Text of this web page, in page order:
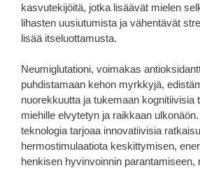
kasvutekijöitä, jotka lisäävät mielen
lihasten uusiutumista ja vähentävät
lisää itseluottamusta.
Neumiglutationi, voimakas
puhdistamaan kehon myrkkyjä,
nuorekkuutta ja tukemaan kognitiivisia
miehille elvytetyn ja raikkaan
teknologia tarjoaa innovatiivisia
hermostimulaatiota keskittymisen,
henkisen hyvinvoinnin parantamiseen,